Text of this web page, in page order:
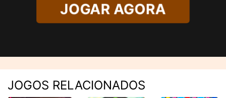
JOGAR AGORA
JOGOS RELACIONADOS